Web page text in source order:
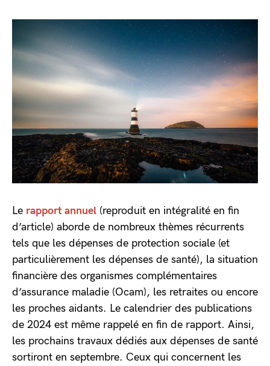
Le rapport annuel (reproduit en intégralité en fin
d’article) aborde de nombreux thèmes récurrents
tels que les dépenses de protection sociale (et
particulièrement les dépenses de santé), la situation
financière des organismes complémentaires
d’assurance maladie (Ocam), les retraites ou encore
les proches aidants. Le calendrier des publications
de 2024 est même rappelé en fin de rapport. Ainsi,
les prochains travaux dédiés aux dépenses de santé
sortiront en septembre. Ceux qui concernent les